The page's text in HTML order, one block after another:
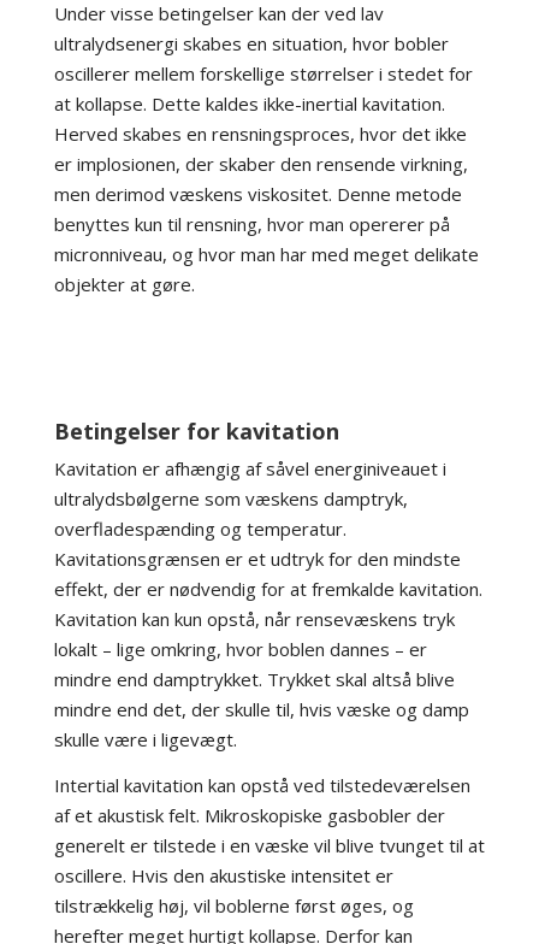
Under visse betingelser kan der ved lav
ultralydsenergi skabes en situation, hvor bobler
oscillerer mellem forskellige størrelser i stedet for
at kollapse. Dette kaldes ikke-inertial kavitation.
Herved skabes en rensningsproces, hvor det ikke
er implosionen, der skaber den rensende virkning,
men derimod væskens viskositet. Denne metode
benyttes kun til rensning, hvor man opererer på
micronniveau, og hvor man har med meget delikate
objekter at gøre.
Betingelser for kavitation
Kavitation er afhængig af såvel energiniveauet i
ultralydsbølgerne som væskens damptryk,
overfladespænding og temperatur.
Kavitationsgrænsen er et udtryk for den mindste
effekt, der er nødvendig for at fremkalde kavitation.
Kavitation kan kun opstå, når rensevæskens tryk
lokalt – lige omkring, hvor boblen dannes – er
mindre end damptrykket. Trykket skal altså blive
mindre end det, der skulle til, hvis væske og damp
skulle være i ligevægt.
Intertial kavitation kan opstå ved tilstedeværelsen
af et akustisk felt. Mikroskopiske gasbobler der
generelt er tilstede i en væske vil blive tvunget til at
oscillere. Hvis den akustiske intensitet er
tilstrækkelig høj, vil boblerne først øges, og
herefter meget hurtigt kollapse. Derfor kan